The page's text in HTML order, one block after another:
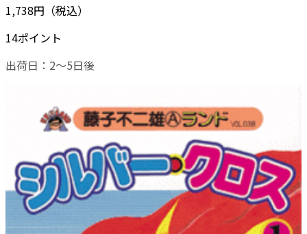
1,738円（税込）
14ポイント
出荷日：2～5日後